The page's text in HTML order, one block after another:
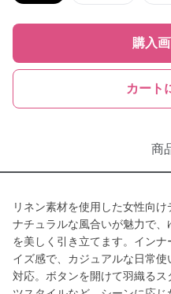
購入
カート
商
リネン素材を使用した女性向
ナチュラルな風合いが魅力で
を美しく引き立てます。イン
イズ感で、カジュアルな日常
対応。ボタンを開けて羽織る